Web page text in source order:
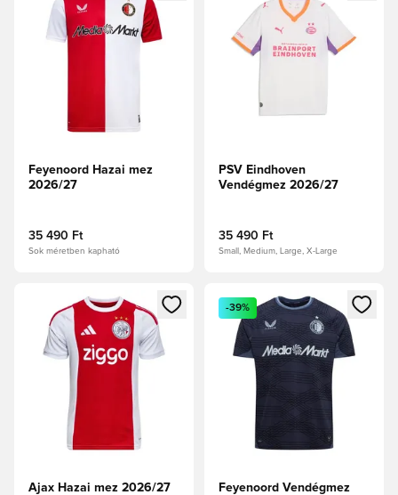
Feyenoord Hazai mez
2026/27
35 490 Ft
Sok méretben kapható
PSV Eindhoven
Vendégmez 2026/27
35 490 Ft
Small, Medium, Large, X-Large
Megnyit egy modált a bejelentkezéshez vagy a tagként
Ajax Hazai mez 2026/27
Megnyit egy modált a
-39%
Feyenoord Vendégmez